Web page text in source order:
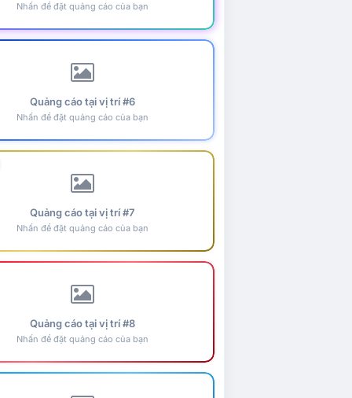
Nhấn để đặt quảng cáo của bạn
Quảng cáo tại vị trí #6
Nhấn để đặt quảng cáo của bạn
Quảng cáo tại vị trí #7
Nhấn để đặt quảng cáo của bạn
Quảng cáo tại vị trí #8
Nhấn để đặt quảng cáo của bạn